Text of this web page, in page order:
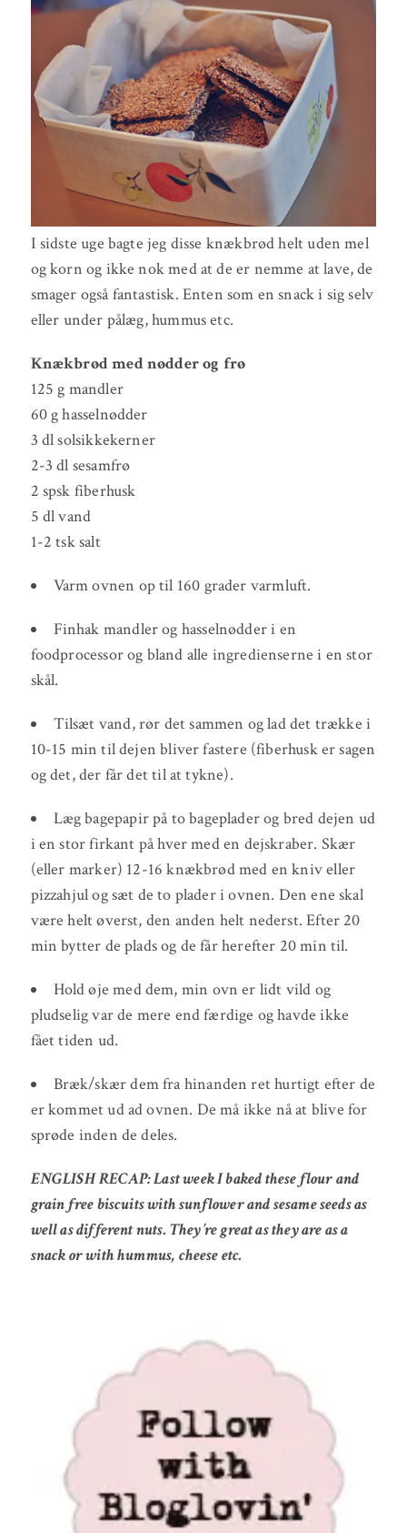
I sidste uge bagte jeg disse knækbrød helt uden mel
og korn og ikke nok med at de er nemme at lave, de
smager også fantastisk. Enten som en snack i sig selv
eller under pålæg, hummus etc.
Knækbrød med nødder og frø
125 g mandler
60 g hasselnødder
3 dl solsikkekerner
2-3 dl sesamfrø
2 spsk fiberhusk
5 dl vand
1-2 tsk salt
Varm ovnen op til 160 grader varmluft.
Finhak mandler og hasselnødder i en
foodprocessor og bland alle ingredienserne i en stor
skål.
Tilsæt vand, rør det sammen og lad det trække i
10-15 min til dejen bliver fastere (fiberhusk er sagen
og det, der får det til at tykne).
Læg bagepapir på to bageplader og bred dejen ud
i en stor firkant på hver med en dejskraber. Skær
(eller marker) 12-16 knækbrød med en kniv eller
pizzahjul og sæt de to plader i ovnen. Den ene skal
være helt øverst, den anden helt nederst. Efter 20
min bytter de plads og de får herefter 20 min til.
Hold øje med dem, min ovn er lidt vild og
pludselig var de mere end færdige og havde ikke
fået tiden ud.
Bræk/skær dem fra hinanden ret hurtigt efter de
er kommet ud ad ovnen. De må ikke nå at blive for
sprøde inden de deles.
ENGLISH RECAP: Last week I baked these flour and
grain free biscuits with sunflower and sesame seeds as
well as different nuts. They’re great as they are as a
snack or with hummus, cheese etc.